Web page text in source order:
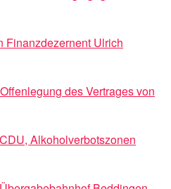
Finanzdezernent Ulrich
des Vertrages von
Alkoholverbotszonen